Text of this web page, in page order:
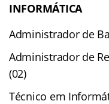
INFORMÁTICA
Administrador de
Administrador de
(02)
Técnico em